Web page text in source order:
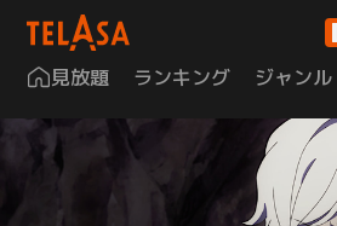
見放題 ランキング ジャンル